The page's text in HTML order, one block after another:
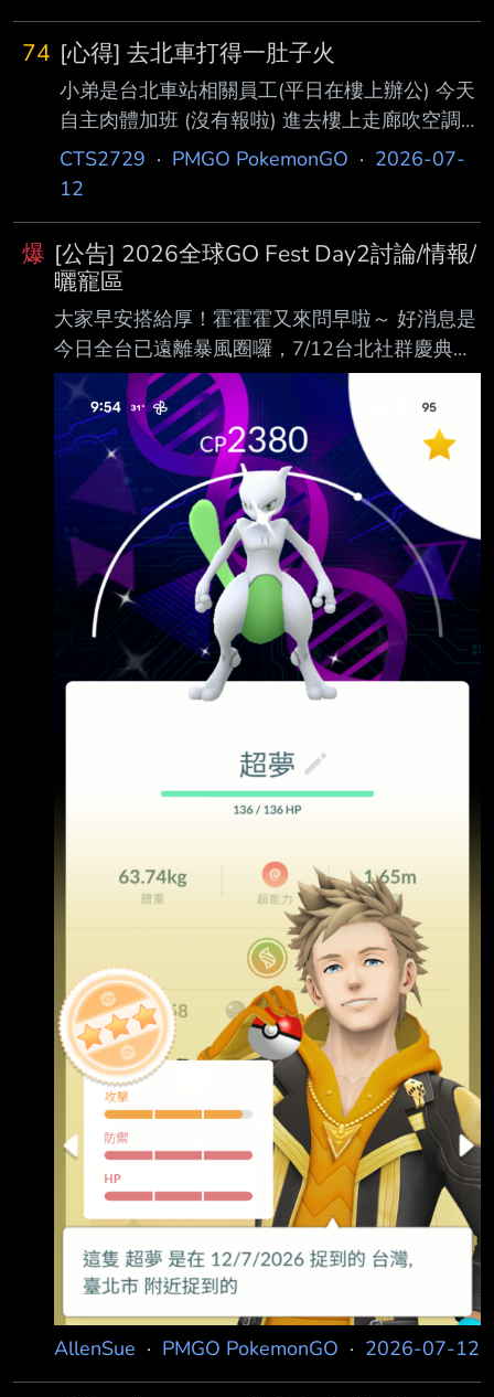
到今天傍晚最後一小時 想說都要結束了 就逛逛
抓抓 居然一直狂開色違圖鑑 最後一小時就抓了5
隻沒抓過的色違 有人這兩天抓好抓滿 色違抓爆
的嗎? 結束後滿滿的我到底錯過了什麼的惆悵感
XD 而且還是連券都沒買的情況下 還是真的只是
最後幾小時突然調高機率? --
74 [心得] 去北車打得一肚子火
小弟是台北車站相關員工(平日在樓上辦公) 今天
自主肉體加班 (沒有報啦) 進去樓上走廊吹空調打
團戰 約1點到...真的打到一肚子火 人多這點還沒
話說，畢竟每個玩家都有選擇活動地點的權利
數一定是20人就直接倒數讀秒 ， 超級進化人數
也顯示大於10 結果開打的時候場內只有12.13人
， 回大廳看還是18.19人 幾乎每一場盾都沒破
完，只要有任何一盾整個打起來就沒效率 (發明
這機制的人徹底惹火所有訓練家...) 一直退出重
打... 每一場都13.14人打..
CTS2729 · PMGO PokemonGO · 2026-07-
12
爆 [公告] 2026全球GO Fest Day2討論/情報/
曬寵區
大家早安搭給厚！霍霍霍又來問早啦～ 好消息是
今日全台已遠離暴風圈囉，7/12台北社群慶典活
動照常舉辦～全台見面會群起！ 加上本板昨天久
違的回到破百人氣啦，於是2026 GO Fest的第二
天早晨呢， 一樣鼓勵板友們踴躍分享您各地的蹲
點情報、曬寵、極致團戰注意事項等等。 「本文
底下凡"推文者"就抽100位板友發100P」(同ID恕
不重覆發) 您可以推文集氣希望今天的成果相當
豐碩、訂下十週年後新的目標等等都行！ 本板繼
續重返人氣看板榮耀一樣得靠各位寶友們多多出
席見面會活動並多多回饋囉～～～ 再祝大家都能
順利收
AllenSue · PMGO PokemonGO · 2026-07-12